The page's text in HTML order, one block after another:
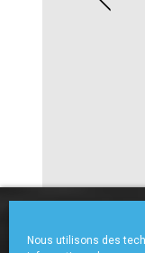
Nous utilisons des
ACCUEIL